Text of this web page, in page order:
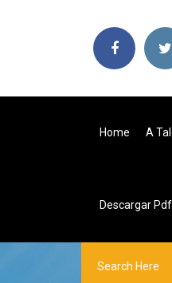
Home A
Descargar